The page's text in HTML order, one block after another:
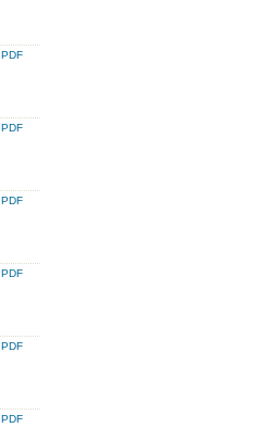
PDF
PDF
PDF
PDF
PDF
PDF